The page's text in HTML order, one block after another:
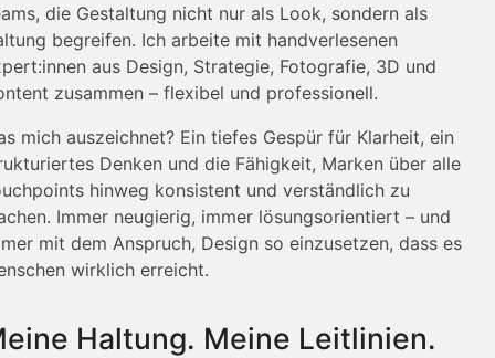
die Gestaltung nicht nur als Look, sondern als
begreifen. Ich arbeite mit handverlesenen
aus Design, Strategie, Fotografie, 3D und
zusammen – flexibel und professionell.
mich auszeichnet? Ein tiefes Gespür für Klarheit, ein
Denken und die Fähigkeit, Marken über alle
hinweg konsistent und verständlich zu
Immer neugierig, immer lösungsorientiert – und
mit dem Anspruch, Design so einzusetzen, dass es
wirklich erreicht.
Haltung. Meine Leitlinien.